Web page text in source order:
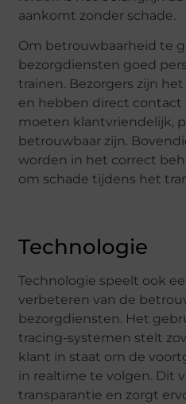
aankomt zonder schade.
Om betrouwbaarheid te
bezorgdiensten goed
trainen. Bezorgers zijn
en hebben direct contact
moeten klantvriendelijk,
betrouwbaar zijn.
worden in het correct
om schade tijdens het
Technologie
Technologie speelt ook
verbeteren van de
bezorgdiensten. Het
tracing-systemen stelt
klant in staat om de
in realtime te volgen. Dit
transparantie en zorgt